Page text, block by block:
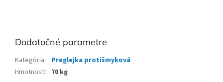
Dodatočné parametre
Kategória:
Preglejka protišmyková
Hmotnosť: 70 kg